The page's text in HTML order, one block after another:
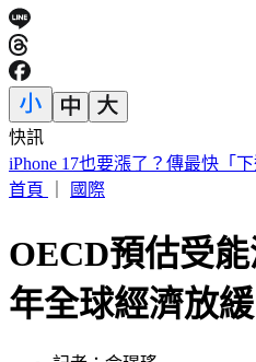
快訊
市場拜票擋人去路遭嗆聲 沈伯
線」
OECD預估受
年全球經濟放緩